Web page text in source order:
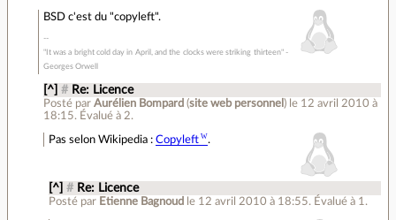
BSD c'est du "copyleft".
"It was a bright cold day in April, and the clocks were striking thirteen" -
Georges Orwell
[^] # Re: Licence
Posté par Aurélien Bompard (site web personnel ) le 12 avril 2010 à
18:15. Évalué à 2.
Pas selon Wikipedia : Copyleft .
[^] # Re: Licence
Posté par Etienne Bagnoud le 12 avril 2010 à 18:55. Évalué à 1 .